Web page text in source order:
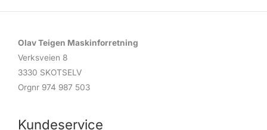
Olav Teigen Maskinforretning
Verksveien 8
3330 SKOTSELV
Orgnr 974 987 503
Kundeservice